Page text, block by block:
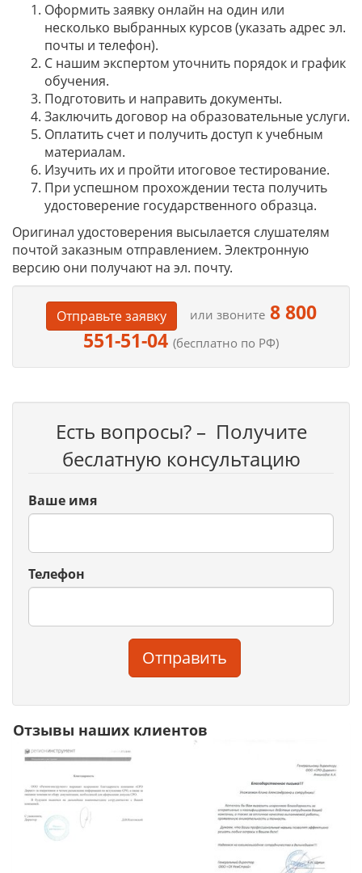
Оформить заявку онлайн на один или
несколько выбранных курсов (указать адрес эл.
почты и телефон).
С нашим экспертом уточнить порядок и график
обучения.
Подготовить и направить документы.
Заключить договор на образовательные услуги.
Оплатить счет и получить доступ к учебным
материалам.
Изучить их и пройти итоговое тестирование.
При успешном прохождении теста получить
удостоверение государственного образца.
Оригинал удостоверения высылается слушателям
почтой заказным отправлением. Электронную
версию они получают на эл. почту.
Отправьте заявку или звоните8 800
551-51-04 (бесплатно по РФ)
Есть вопросы? – Получите
беслатную консультацию
Ваше имя
Телефон
Отправить
Отзывы наших клиентов